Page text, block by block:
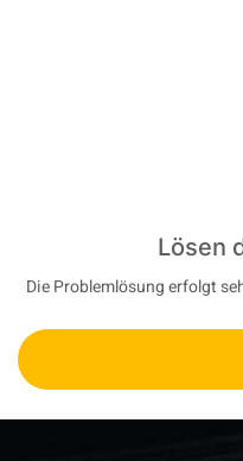
Lösen
Die Problemlösung erfolgt